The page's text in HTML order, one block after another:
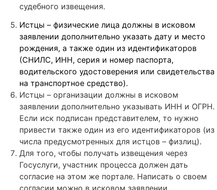
судебного извещения.
Истцы – физические лица должны в исковом
заявлении дополнительно указать дату и место
рождения, а также один из идентификаторов
(СНИЛС, ИНН, серия и номер паспорта,
водительского удостоверения или свидетельства
на транспортное средство).
Истцы – организации должны в исковом
заявлении дополнительно указывать ИНН и ОГРН.
Если иск подписан представителем, то нужно
привести также один из его идентификаторов (из
числа предусмотренных для истцов – физлиц).
Для того, чтобы получать извещения через
Госуслуги, участник процесса должен дать
согласие на этом же портале. Написать о своем
согласии можно в исковом заявлении.